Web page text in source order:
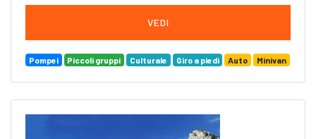
VEDI
Pompei Piccoli gruppi Culturale Giro a piedi Auto Minivan